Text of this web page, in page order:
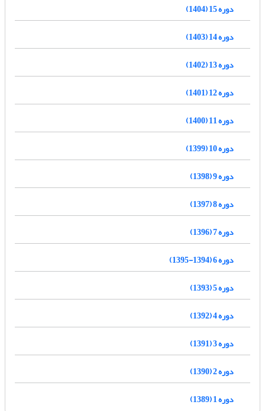
دوره 15 (1404)
دوره 14 (1403)
دوره 13 (1402)
دوره 12 (1401)
دوره 11 (1400)
دوره 10 (1399)
دوره 9 (1398)
دوره 8 (1397)
دوره 7 (1396)
دوره 6 (1394-1395)
دوره 5 (1393)
دوره 4 (1392)
دوره 3 (1391)
دوره 2 (1390)
دوره 1 (1389)